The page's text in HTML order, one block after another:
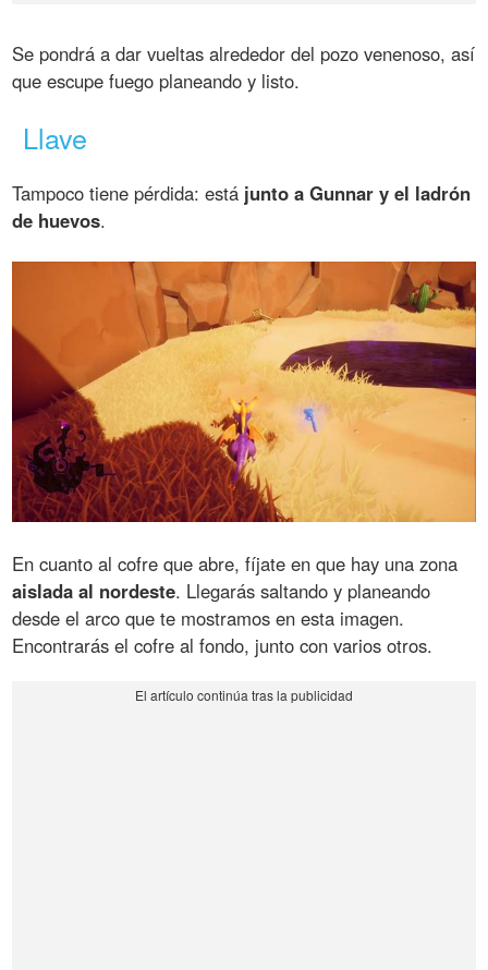
Se pondrá a dar vueltas alrededor del pozo venenoso, así
que escupe fuego planeando y listo.
Llave
Tampoco tiene pérdida: está junto a Gunnar y el ladrón
de huevos.
En cuanto al cofre que abre, fíjate en que hay una zona
aislada al nordeste. Llegarás saltando y planeando
desde el arco que te mostramos en esta imagen.
Encontrarás el cofre al fondo, junto con varios otros.